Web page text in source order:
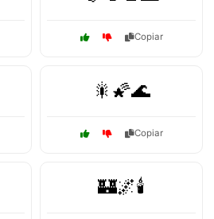
Copiar
🎇🌠🌊
Copiar
🏰🌌🕯️